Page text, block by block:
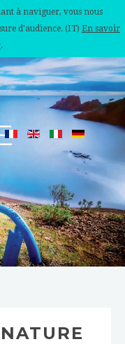
à naviguer, vous nous
d'audience. (IT) En savoir
.